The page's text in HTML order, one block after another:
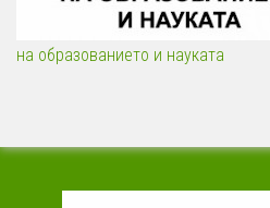
на образованието и науката